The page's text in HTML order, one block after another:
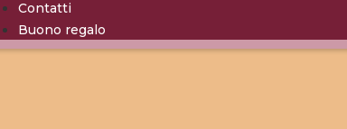
Contatti
Buono regalo